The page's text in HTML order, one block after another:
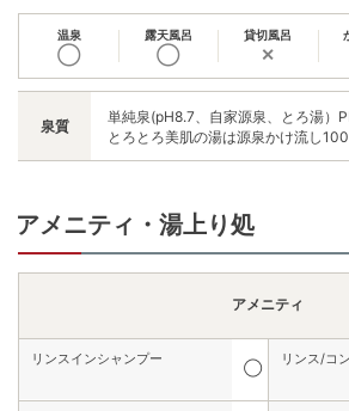
温泉
◯
露天風呂
◯
貸切風呂
✕
泉質
単純泉(pH8.7、自家源泉、とろ湯）
とろとろ美肌の湯は源泉かけ流し
アメニティ・湯上り処
アメニティ
リンスインシャンプー
◯
リンス/コ